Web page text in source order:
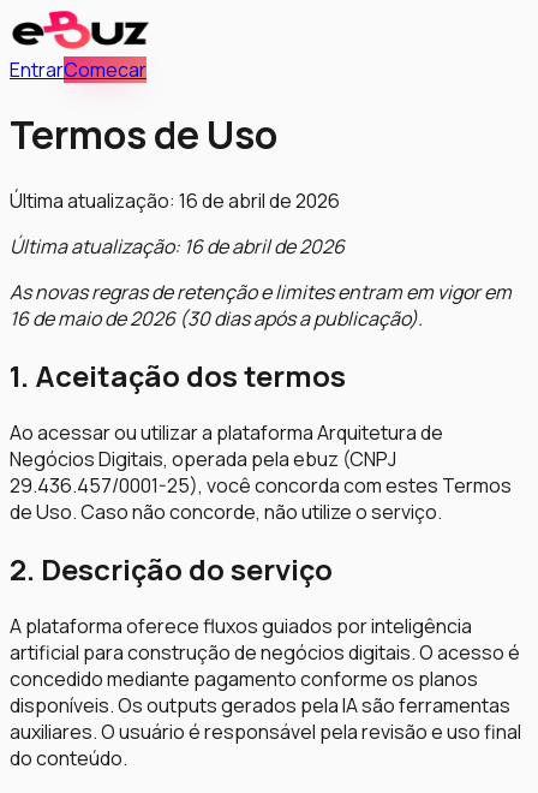
EntrarComecar
Termos de Uso
Última atualização: 16 de abril de 2026
Última atualização: 16 de abril de 2026
As novas regras de retenção e limites entram em vigor em
16 de maio de 2026 (30 dias após a publicação).
1. Aceitação dos termos
Ao acessar ou utilizar a plataforma Arquitetura de
Negócios Digitais, operada pela ebuz (CNPJ
29.436.457/0001-25), você concorda com estes Termos
de Uso. Caso não concorde, não utilize o serviço.
2. Descrição do serviço
A plataforma oferece fluxos guiados por inteligência
artificial para construção de negócios digitais. O acesso é
concedido mediante pagamento conforme os planos
disponíveis. Os outputs gerados pela IA são ferramentas
auxiliares. O usuário é responsável pela revisão e uso final
do conteúdo.